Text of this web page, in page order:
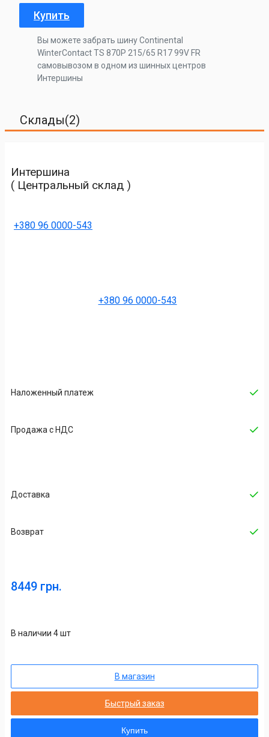
Купить
Вы можете забрать шину Continental
WinterContact TS 870P 215/65 R17 99V FR
самовывозом в одном из шинных центров
Интершины
Склады(2)
Интершина
( Центральный склад )
+380 96 0000-543
+380 96 0000-543
Наложенный платеж
Продажа с НДС
Доставка
Возврат
8449 грн.
В наличии 4 шт
В магазин
Быстрый заказ
Купить